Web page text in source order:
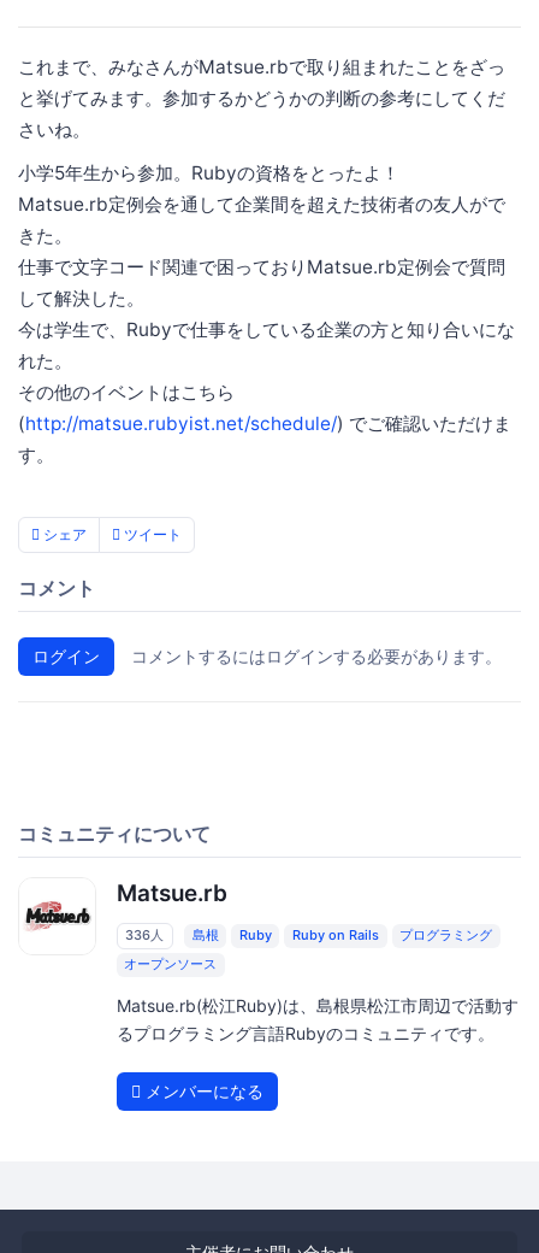
これまで、みなさんがMatsue.rbで取り組まれたことをざっ
と挙げてみます。参加するかどうかの判断の参考にしてくだ
さいね。
小学5年生から参加。Rubyの資格をとったよ！
Matsue.rb定例会を通して企業間を超えた技術者の友人がで
きた。
仕事で文字コード関連で困っておりMatsue.rb定例会で質問
して解決した。
今は学生で、Rubyで仕事をしている企業の方と知り合いにな
れた。
その他のイベントはこちら
(http://matsue.rubyist.net/schedule/) でご確認いただけま
す。
シェア ツイート
コメント
ログイン コメントするにはログインする必要があります。
コミュニティについて
Matsue.rb
336人 島根 Ruby Ruby on Rails
プログラミング
オープンソース
Matsue.rb(松江Ruby)は、島根県松江市周辺で活動す
るプログラミング言語Rubyのコミュニティです。
メンバーになる